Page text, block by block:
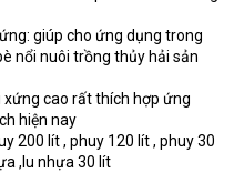
giúp cho ứng dụng trong
nổi nuôi trồng thủy hải sản
cao rất thích hợp ứng
hiện nay
200 lít , phuy 120 lít , phuy 30
,lu nhựa 30 lít